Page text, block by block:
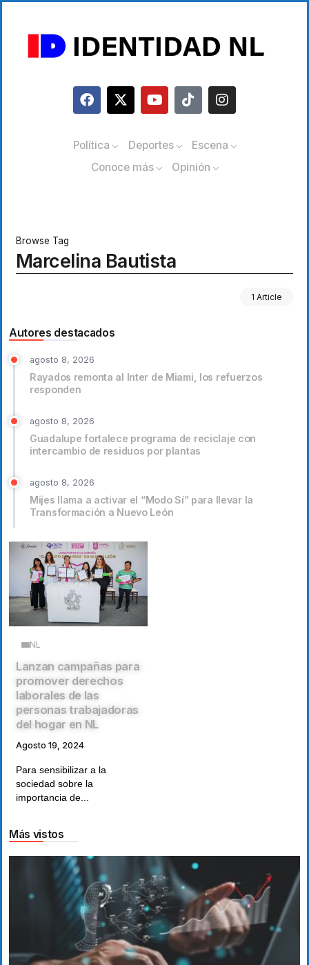
Política Deportes
Escena
Conoce más
Opinión
Browse Tag
Marcelina Bautista
1 Article
Autores destacados
agosto 8, 2026
Rayados remonta al Inter de Miami, los refuerzos
responden
agosto 8, 2026
Guadalupe fortalece programa de reciclaje con
intercambio de residuos por plantas
agosto 8, 2026
Mijes llama a activar el “Modo Sí” para llevar la
Transformación a Nuevo León
NL
Lanzan campañas para
promover derechos
laborales de las
personas trabajadoras
del hogar en NL
Agosto 19, 2024
Para sensibilizar a la
sociedad sobre la
importancia de...
Más vistos